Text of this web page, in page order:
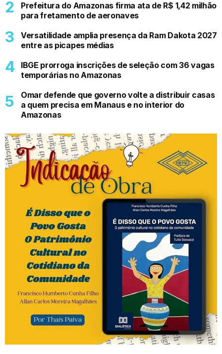
Prefeitura do Amazonas firma ata de R$ 1,42 milhão
para fretamento de aeronaves
Versatilidade amplia presença da Ram Dakota 2027
entre as picapes médias
IBGE prorroga inscrições de seleção com 36 vagas
temporárias no Amazonas
Omar defende que governo volte a distribuir casas
a quem precisa em Manaus e no interior do
Amazonas